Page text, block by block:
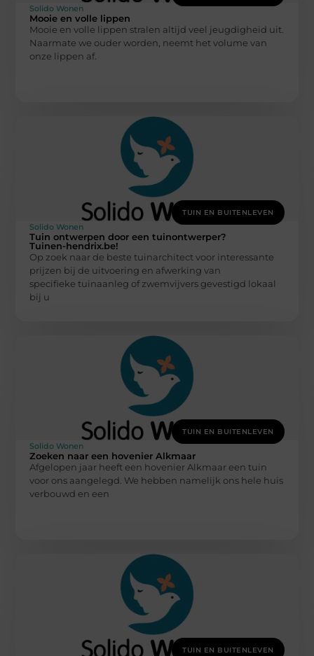
Solido Wonen
Mooie en volle lippen
Mooie en volle lippen stralen altijd veel jeugdigheid uit.
Naarmate we ouder worden, neemt het volume van
onze lippen af.
TUIN EN BUITENLEVEN
Solido Wonen
Tuin ontwerpen door een tuinontwerper?
Tuinen-hendrix.be!
Op zoek naar de beste tuinarchitect voor interessante
prijzen bij de uitvoering en afwerking van
specifieke tuinaanleg of zwemvijvers gevestigd lokaal
bij u
TUIN EN BUITENLEVEN
Solido Wonen
Zoeken naar een hovenier Alkmaar
Afgelopen jaar heeft een hovenier Alkmaar een tuin
voor ons aangelegd. We hebben namelijk ons hele huis
verbouwd en een
TUIN EN BUITENLEVEN